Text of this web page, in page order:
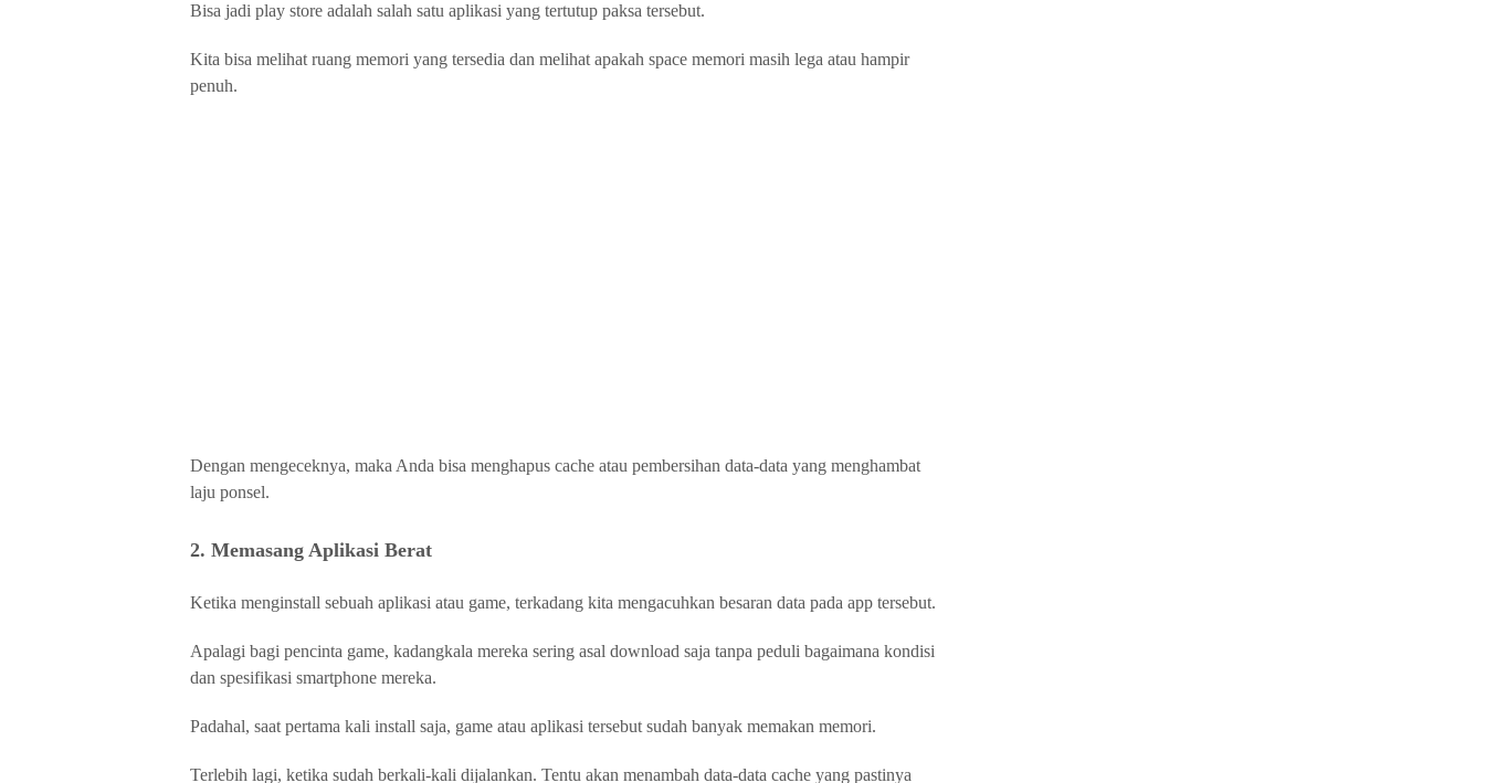
Bisa jadi play store adalah salah satu aplikasi yang tertutup paksa tersebut.
Kita bisa melihat ruang memori yang tersedia dan melihat apakah space memori masih lega atau hampir
penuh.
Dengan mengeceknya, maka Anda bisa menghapus cache atau pembersihan data-data yang menghambat
laju ponsel.
2. Memasang Aplikasi Berat
Ketika menginstall sebuah aplikasi atau game, terkadang kita mengacuhkan besaran data pada app tersebut.
Apalagi bagi pencinta game, kadangkala mereka sering asal download saja tanpa peduli bagaimana kondisi
dan spesifikasi smartphone mereka.
Padahal, saat pertama kali install saja, game atau aplikasi tersebut sudah banyak memakan memori.
Terlebih lagi, ketika sudah berkali-kali dijalankan. Tentu akan menambah data-data cache yang pastinya